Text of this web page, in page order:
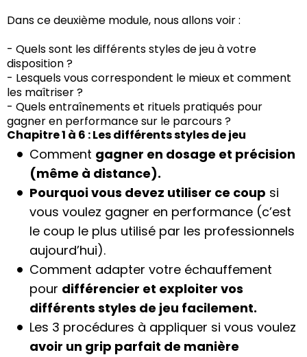
Dans ce deuxième module, nous allons voir :
- Quels sont les différents styles de jeu à votre
disposition ?
- Lesquels vous correspondent le mieux et comment
les maîtriser ?
- Quels entraînements et rituels pratiqués pour
gagner en performance sur le parcours ?
Chapitre 1 à 6 : Les différents styles de jeu
Comment gagner en dosage et précision
(même à distance).
Pourquoi vous devez utiliser ce coup si
vous voulez gagner en performance (c’est
le coup le plus utilisé par les professionnels
aujourd’hui).
Comment adapter votre échauffement
pour différencier et exploiter vos
différents styles de jeu facilement.
Les 3 procédures à appliquer si vous voulez
avoir un grip parfait de manière